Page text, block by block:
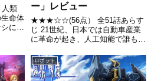
人類
命体
に対
ー」レビュー
★★★☆☆(56点） 全51話あらす
じ 21世紀、日本では自動車産業
に革命が起き、人工知能で誰もが
ーが開発された。引用- Wikipedia
ロボット